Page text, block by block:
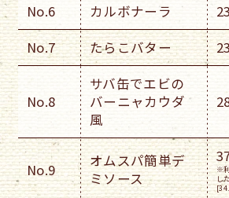
No.6
カルボナーラ
No.7
たらこバター
No.8
サバ缶でエビの
バーニャカウダ
風
No.9
オムスパ簡単デ
ミソース
※
し